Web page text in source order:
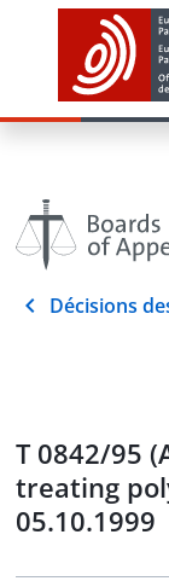
Décisions
T 0842/95
treating
05.10.1999